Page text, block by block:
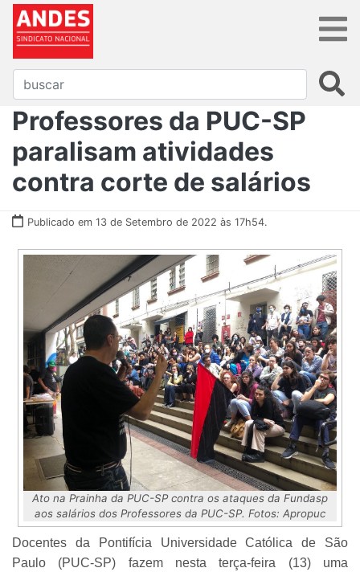
Professores da PUC-SP
paralisam atividades
contra corte de salários
Publicado em 13 de Setembro de 2022 às 17h54.
Ato na Prainha da PUC-SP contra os ataques da Fundasp
aos salários dos Professores da PUC-SP. Fotos: Apropuc
Docentes da Pontifícia Universidade Católica de São
Paulo (PUC-SP) fazem nesta terça-feira (13) uma